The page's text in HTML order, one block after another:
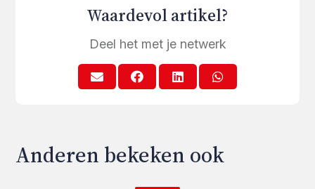
Waardevol artikel?
Deel het met je netwerk
Anderen bekeken ook